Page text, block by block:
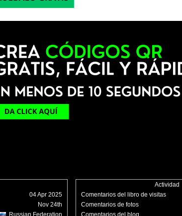
04 Apr 2025
Nov 24th
Russian Federation
Actividad
Comentarios del libro de visitas
Comentarios de fotos
Comentarios del blog